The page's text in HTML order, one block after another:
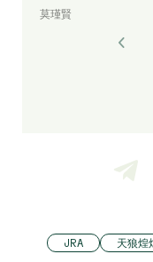
莫瑾賢
JRA 天狼煌